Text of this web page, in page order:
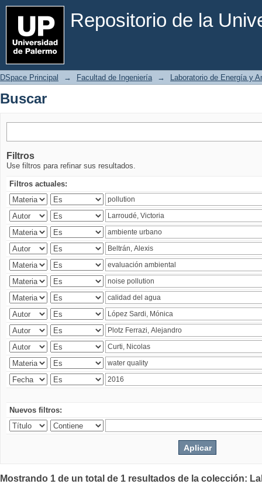
Repositorio de la
Buscar
DSpace Principal → Facultad de Ingeniería → Laboratorio de Energía y
Buscar
Filtros
Use filtros para refinar sus resultados.
Filtros actuales:
Nuevos filtros:
Mostrando 1 de un total de 1 resultados de la colección: